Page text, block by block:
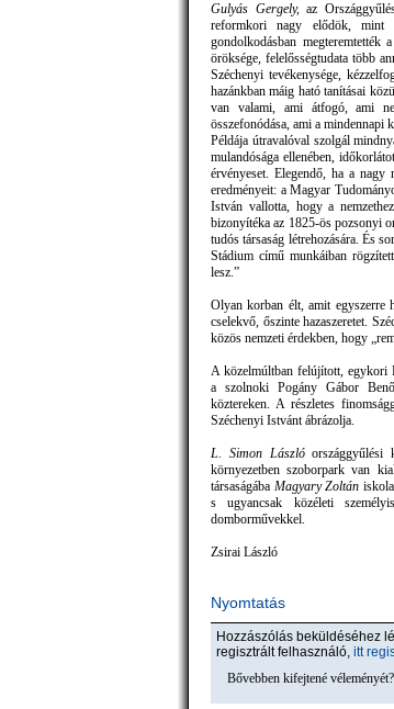
Gulyás Gergely,az
reformkori nagy elődök, mint
gondolkodásban megteremtették
öröksége, felelősségtudata több
Széchenyi tevékenysége,
hazánkban máig ható tanításai
van valami, ami átfogó, ami
összefonódása, ami a mindennapi
Példája útravalóval szolgál
mulandósága ellenében,
érvényeset. Elegendő, ha a
eredményeit: a Magyar
István vallotta, hogy a
bizonyítéka az 1825-ös pozsonyi
tudós társaság létrehozására. És
Stádium című munkáiban
lesz.”
Olyan korban élt, amit egyszerre
cselekvő, őszinte hazaszeretet.
közös nemzeti érdekben, hogy
A közelmúltban felújított, egykori
a szolnoki Pogány Gábor
köztereken. A részletes
Széchenyi Istvánt ábrázolja.
L. Simon Lászlóországgyűlési
környezetben szoborpark van
társaságába Magyary Zoltán
s ugyancsak közéleti
domborművekkel.
Zsirai László
Nyomtatás
Hozzászólás beküldéséhez
regisztrált felhasználó, itt
Bővebben kifejtené